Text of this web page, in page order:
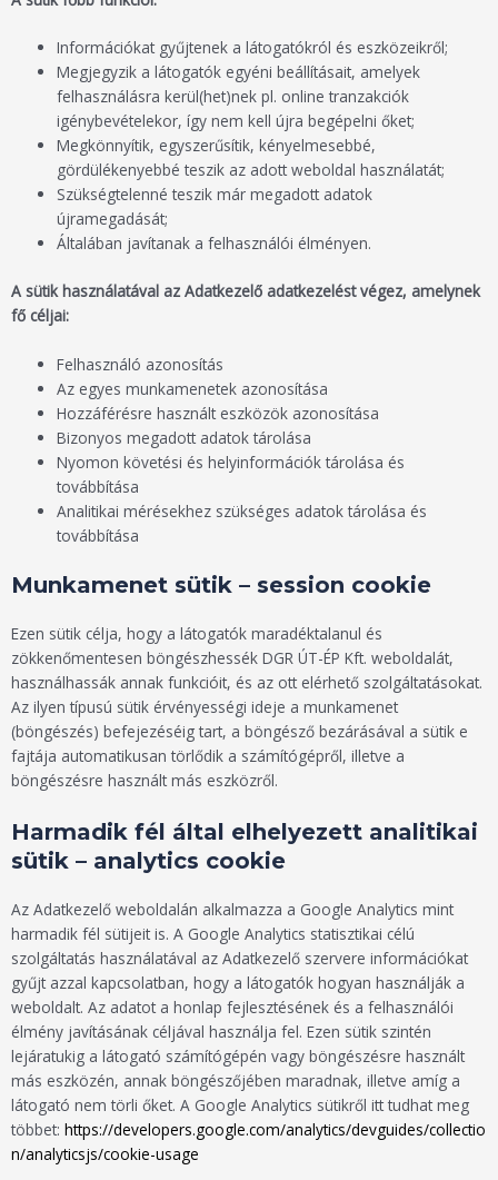
Információkat gyűjtenek a látogatókról és eszközeikről;
Megjegyzik a látogatók egyéni beállításait, amelyek
felhasználásra kerül(het)nek pl. online tranzakciók
igénybevételekor, így nem kell újra begépelni őket;
Megkönnyítik, egyszerűsítik, kényelmesebbé,
gördülékenyebbé teszik az adott weboldal használatát;
Szükségtelenné teszik már megadott adatok
újramegadását;
Általában javítanak a felhasználói élményen.
A sütik használatával az Adatkezelő adatkezelést végez, amelynek
fő céljai:
Felhasználó azonosítás
Az egyes munkamenetek azonosítása
Hozzáférésre használt eszközök azonosítása
Bizonyos megadott adatok tárolása
Nyomon követési és helyinformációk tárolása és
továbbítása
Analitikai mérésekhez szükséges adatok tárolása és
továbbítása
Munkamenet sütik – session cookie
Ezen sütik célja, hogy a látogatók maradéktalanul és
zökkenőmentesen böngészhessék DGR ÚT-ÉP Kft. weboldalát,
használhassák annak funkcióit, és az ott elérhető szolgáltatásokat.
Az ilyen típusú sütik érvényességi ideje a munkamenet
(böngészés) befejezéséig tart, a böngésző bezárásával a sütik e
fajtája automatikusan törlődik a számítógépről, illetve a
böngészésre használt más eszközről.
Harmadik fél által elhelyezett analitikai
sütik – analytics cookie
Az Adatkezelő weboldalán alkalmazza a Google Analytics mint
harmadik fél sütijeit is. A Google Analytics statisztikai célú
szolgáltatás használatával az Adatkezelő szervere információkat
gyűjt azzal kapcsolatban, hogy a látogatók hogyan használják a
weboldalt. Az adatot a honlap fejlesztésének és a felhasználói
élmény javításának céljával használja fel. Ezen sütik szintén
lejáratukig a látogató számítógépén vagy böngészésre használt
más eszközén, annak böngészőjében maradnak, illetve amíg a
látogató nem törli őket. A Google Analytics sütikről itt tudhat meg
többet: https://developers.google.com/analytics/devguides/collectio
n/analyticsjs/cookie-usage